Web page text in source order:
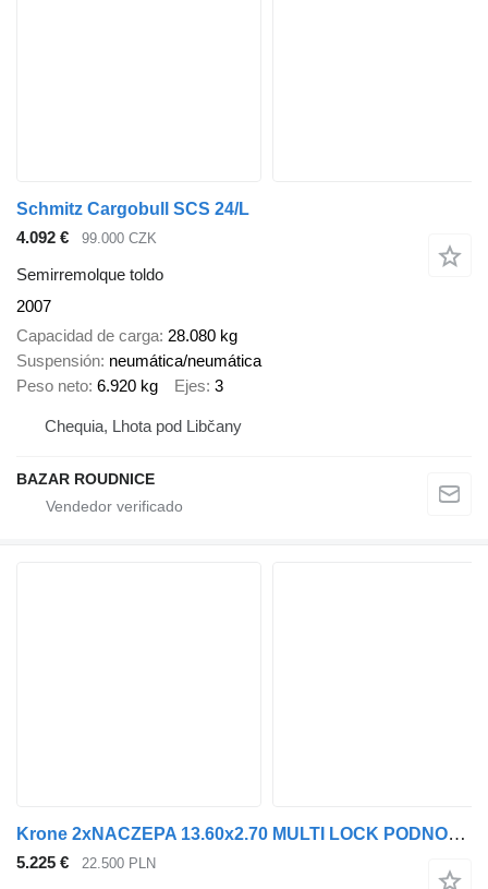
Schmitz Cargobull SCS 24/L
4.092 €
99.000 CZK
Semirremolque toldo
2007
Capacidad de carga 28.080 kg
Suspensión neumática/neumática
Peso neto 6.920 kg Ejes 3
Chequia, Lhota pod Libčany
BAZAR ROUDNICE
Krone 2xNACZEPA 13.60x2.70 MULTI LOCK PODNOSZONA OŚ FIR
5.225 € 22.500 PLN